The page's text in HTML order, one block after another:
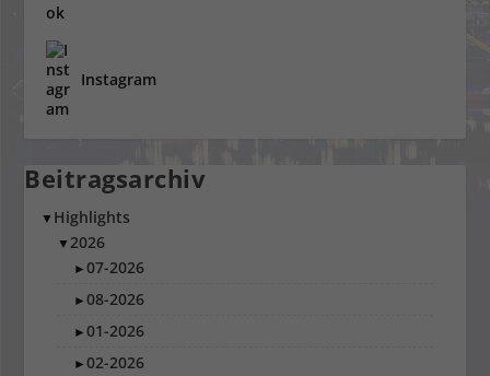
Instagram
Beitragsarchiv
▼ Highlights
▼2026
►07-2026
►08-2026
►01-2026
►02-2026